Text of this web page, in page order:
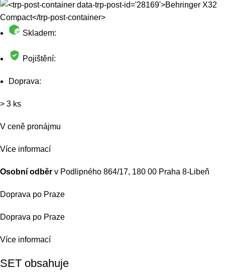
Skladem:
Pojištění:
Doprava:
> 3 ks
V ceně pronájmu
Více informací
Osobní odběr v Podlipného 864/17, 180 00 Praha 8-Libeň
Doprava po Praze
Doprava po Praze
Více informací
SET obsahuje